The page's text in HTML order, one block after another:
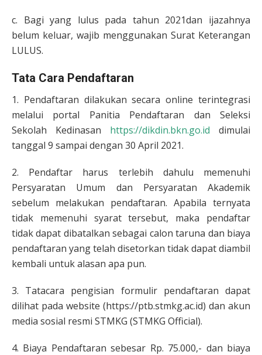
c. Bagi yang lulus pada tahun 2021dan ijazahnya
belum keluar, wajib menggunakan Surat Keterangan
LULUS.
Tata Cara Pendaftaran
1. Pendaftaran dilakukan secara online terintegrasi
melalui portal Panitia Pendaftaran dan Seleksi
Sekolah Kedinasan https://dikdin.bkn.go.id dimulai
tanggal 9 sampai dengan 30 April 2021.
2. Pendaftar harus terlebih dahulu memenuhi
Persyaratan Umum dan Persyaratan Akademik
sebelum melakukan pendaftaran. Apabila ternyata
tidak memenuhi syarat tersebut, maka pendaftar
tidak dapat dibatalkan sebagai calon taruna dan biaya
pendaftaran yang telah disetorkan tidak dapat diambil
kembali untuk alasan apa pun.
3. Tatacara pengisian formulir pendaftaran dapat
dilihat pada website (https://ptb.stmkg.ac.id) dan akun
media sosial resmi STMKG (STMKG Official).
4. Biaya Pendaftaran sebesar Rp. 75.000,- dan biaya